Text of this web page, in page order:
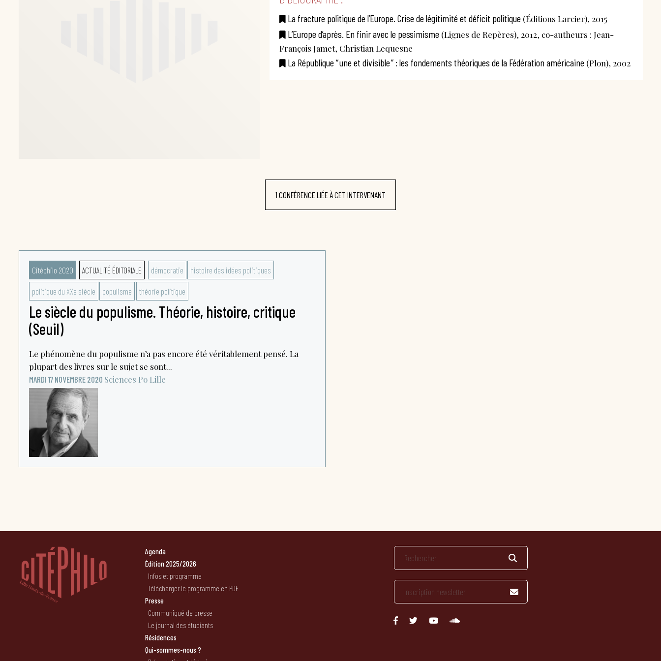
La fracture politique de l’Europe. Crise de légitimité et déficit politique (Éditions Larcier), 2015
L’Europe d’après. En finir avec le pessimisme (Lignes de Repères), 2012, co-autheurs : Jean-
François Jamet, Christian Lequesne
La République “ une et divisible ” : les fondements théoriques de la Fédération américaine (Plon), 2002
1 CONFÉRENCE LIÉE À CET INTERVENANT
Citéphilo 2020 ACTUALITÉ ÉDITORIALE démocratie histoire des idées politiques
politique du XXe siècle populisme théorie politique
Le siècle du populisme. Théorie, histoire, critique
(Seuil)
Le phénomène du populisme n’a pas encore été véritablement pensé. La
plupart des livres sur le sujet se sont...
MARDI 17 NOVEMBRE 2020 Sciences Po Lille
Agenda
Édition 2025/2026
Infos et programme
Télécharger le programme en PDF
Presse
Communiqué de presse
Le journal des étudiants
Résidences
Qui-sommes-nous ?